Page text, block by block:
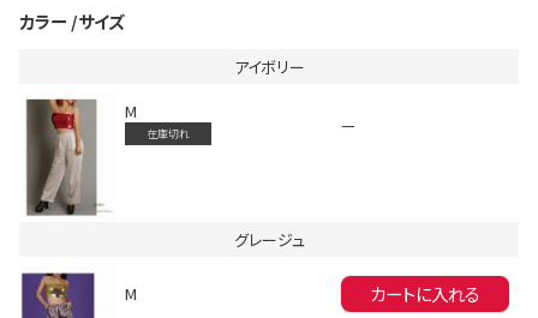
インスタ写真投稿キャンペーン！
カラー サイズ
アイボリー
M
在庫切れ —
グレージュ
M カートに入れる